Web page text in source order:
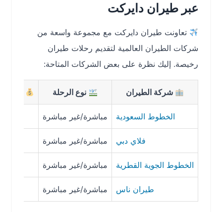
عبر طيران دايركت
تعاونت طيران دايركت مع مجموعة واسعة من
شركات الطيران العالمية لتقديم رحلات طيران
رخيصة. إليك نظرة على بعض الشركات المتاحة:
شركة الطيران نوع الرحلة متوسط
الخطوط السعودية مباشرة/غير مباشرة
فلاي دبي مباشرة/غير مباشرة
الخطوط الجوية القطرية مباشرة/غير مباشرة
طيران ناس مباشرة/غير مباشرة